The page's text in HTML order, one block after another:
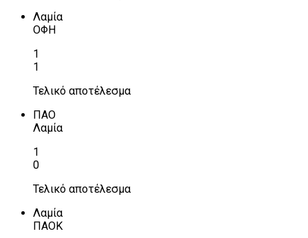
Λαμία
ΟΦΗ
1
1
Τελικό αποτέλεσμα
ΠΑΟ
Λαμία
1
0
Τελικό αποτέλεσμα
Λαμία
ΠΑΟΚ